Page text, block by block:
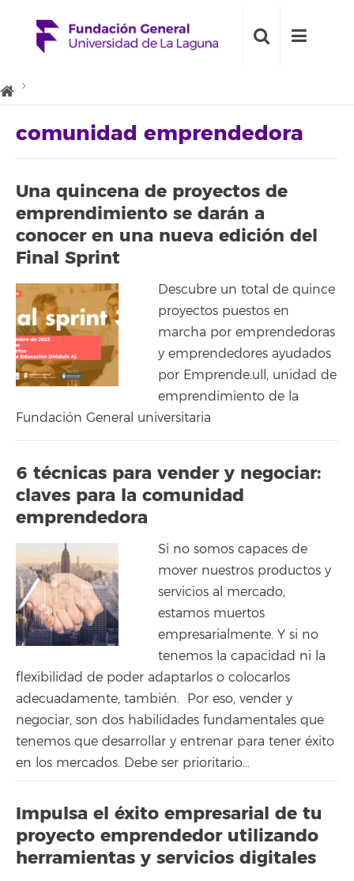
comunidad emprendedora
Una quincena de proyectos de
emprendimiento se darán a
conocer en una nueva edición del
Final Sprint
Descubre un total de quince
proyectos puestos en
marcha por emprendedoras
y emprendedores ayudados
por Emprende.ull, unidad de
emprendimiento de la
Fundación General universitaria
6 técnicas para vender y negociar:
claves para la comunidad
emprendedora
Si no somos capaces de
mover nuestros productos y
servicios al mercado,
estamos muertos
empresarialmente. Y si no
tenemos la capacidad ni la
flexibilidad de poder adaptarlos o colocarlos
adecuadamente, también. Por eso, vender y
negociar, son dos habilidades fundamentales que
tenemos que desarrollar y entrenar para tener éxito
en los mercados. Debe ser prioritario...
Impulsa el éxito empresarial de tu
proyecto emprendedor utilizando
herramientas y servicios digitales